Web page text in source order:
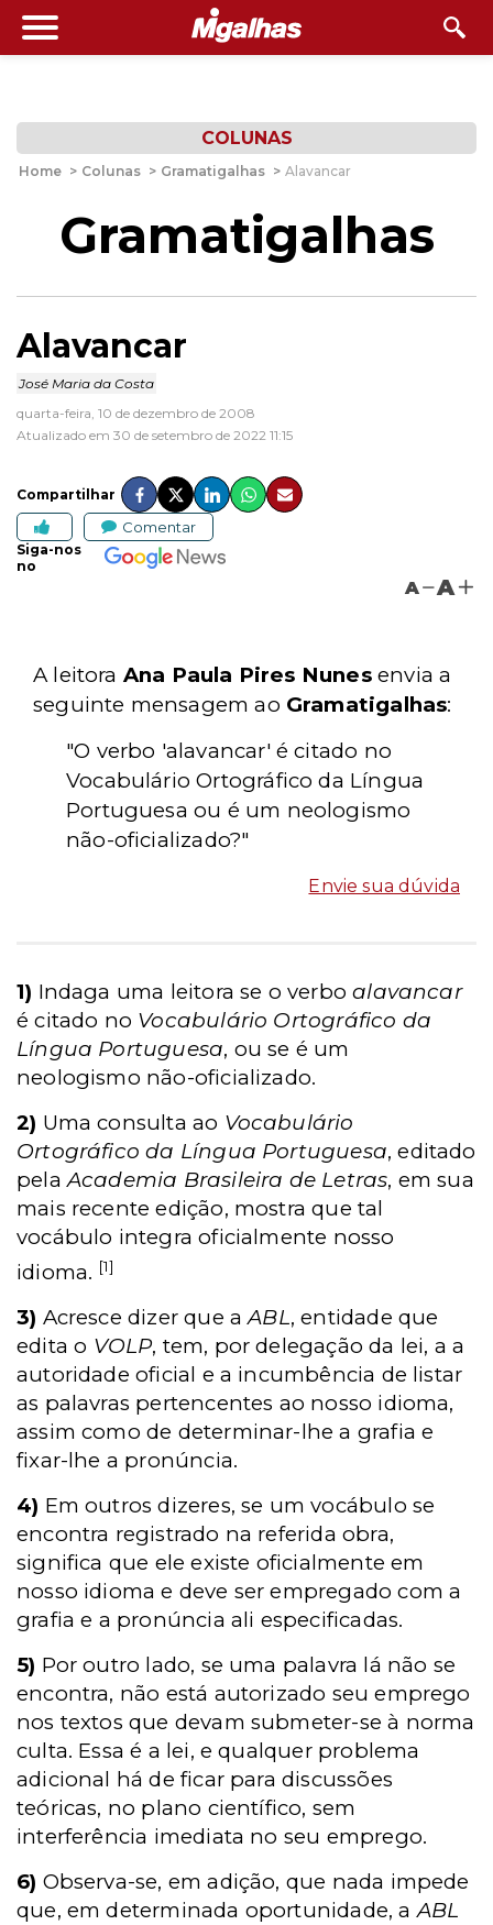
COLUNAS
Home > Colunas > Gramatigalhas > Alavancar
Gramatigalhas
Alavancar
José Maria da Costa
quarta-feira, 10 de dezembro de 2008
Atualizado em 30 de setembro de 2022 11:15
Compartilhar
Comentar
Siga-nos
no
A A
A leitora Ana Paula Pires Nunesenvia a
seguinte mensagem ao Gramatigalhas:
"O verbo 'alavancar' é citado no
Vocabulário Ortográfico da Língua
Portuguesa ou é um neologismo
não-oficializado?"
Envie sua dúvida
1) Indaga uma leitora se o verboalavancar
é citado no Vocabulário Ortográfico da
Língua Portuguesa, ou se é um
neologismo não-oficializado.
2) Uma consulta ao Vocabulário
Ortográfico da Língua Portuguesa, editado
pelaAcademia Brasileira de Letras, em sua
mais recente edição, mostra que tal
vocábulo integra oficialmente nosso
idioma. [1]
3) Acresce dizer que aABL, entidade que
edita o VOLP, tem, por delegação da lei, a a
autoridade oficial e a incumbência de listar
as palavras pertencentes ao nosso idioma,
assim como de determinar-lhe a grafia e
fixar-lhe a pronúncia.
4) Em outros dizeres, se um vocábulo se
encontra registrado na referida obra,
significa que ele existe oficialmente em
nosso idioma e deve ser empregado com a
grafia e a pronúncia ali especificadas.
5) Por outro lado, se uma palavra lá não se
encontra, não está autorizado seu emprego
nos textos que devam submeter-se à norma
culta. Essa é a lei, e qualquer problema
adicional há de ficar para discussões
teóricas, no plano científico, sem
interferência imediata no seu emprego.
6) Observa-se, em adição, que nada impede
que, em determinada oportunidade, aABL